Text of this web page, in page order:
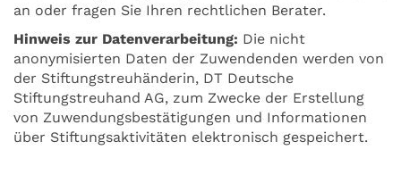
an oder fragen Sie Ihren rechtlichen Berater.
Hinweis zur Datenverarbeitung: Die nicht
anonymisierten Daten der Zuwendenden werden von
der Stiftungstreuhänderin, DT Deutsche
Stiftungstreuhand AG, zum Zwecke der Erstellung
von Zuwendungsbestätigungen und Informationen
über Stiftungsaktivitäten elektronisch gespeichert.